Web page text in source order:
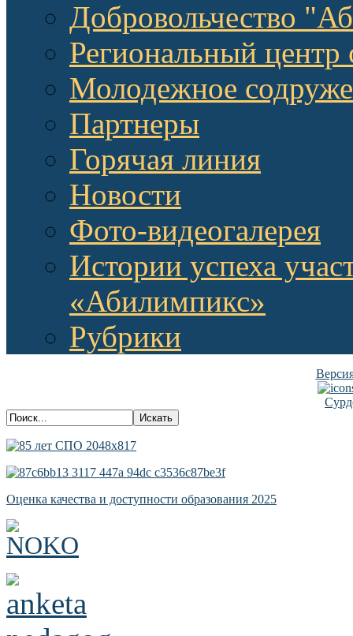
Добровольчество
Региональный центр
Молодежное
Партнеры
Горячая линия
Новости
Фото-видеогалерея
Истории успеха
«Абилимпикс»
Рубрики
Оценка качества и доступности образования 2025